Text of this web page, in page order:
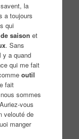
la
a toujours
qui
saison et
. Sans
y a quand
qui me fait
outil
fait
sommes
vous
velouté de
manger